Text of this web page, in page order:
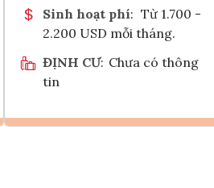
Sinh hoạt phí: Từ 1.700 -
2.200 USD mỗi tháng.
ĐỊNH CƯ: Chưa có thông
tin